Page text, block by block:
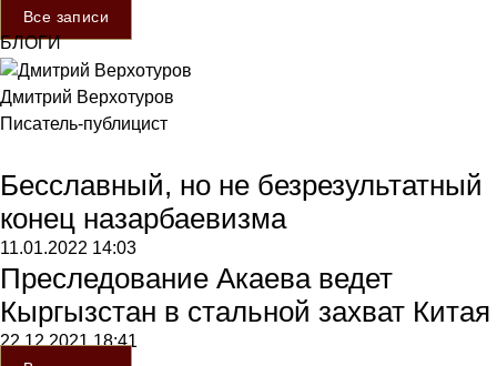
Все записи
БЛОГИ
Дмитрий Верхотуров
Писатель-публицист
Бесславный, но не безрезультатный
конец назарбаевизма
11.01.2022 14:03
Преследование Акаева ведет
Кыргызстан в стальной захват Китая
22.12.202118:41